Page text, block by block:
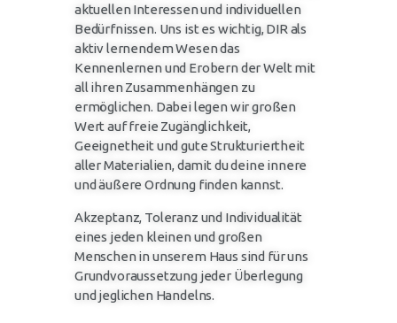
aktuellen Interessen und individuellen
Bedürfnissen. Uns ist es wichtig, DIR als
aktiv lernendem Wesen das
Kennenlernen und Erobern der Welt mit
all ihren Zusammenhängen zu
ermöglichen. Dabei legen wir großen
Wert auf freie Zugänglichkeit,
Geeignetheit und gute Strukturiertheit
aller Materialien, damit du deine innere
und äußere Ordnung finden kannst.
Akzeptanz, Toleranz und Individualität
eines jeden kleinen und großen
Menschen in unserem Haus sind für uns
Grundvoraussetzung jeder Überlegung
und jeglichen Handelns.